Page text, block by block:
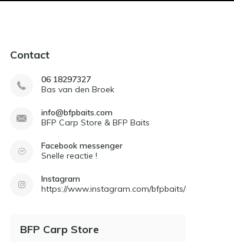
Contact
06 18297327
Bas van den Broek
info@bfpbaits.com
BFP Carp Store & BFP Baits
Facebook messenger
Snelle reactie !
Instagram
https://www.instagram.com/bfpbaits/
BFP Carp Store